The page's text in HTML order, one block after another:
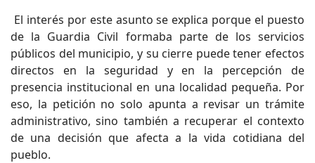
El interés por este asunto se explica porque el puesto
de la Guardia Civil formaba parte de los servicios
públicos del municipio, y su cierre puede tener efectos
directos en la seguridad y en la percepción de
presencia institucional en una localidad pequeña. Por
eso, la petición no solo apunta a revisar un trámite
administrativo, sino también a recuperar el contexto
de una decisión que afecta a la vida cotidiana del
pueblo.